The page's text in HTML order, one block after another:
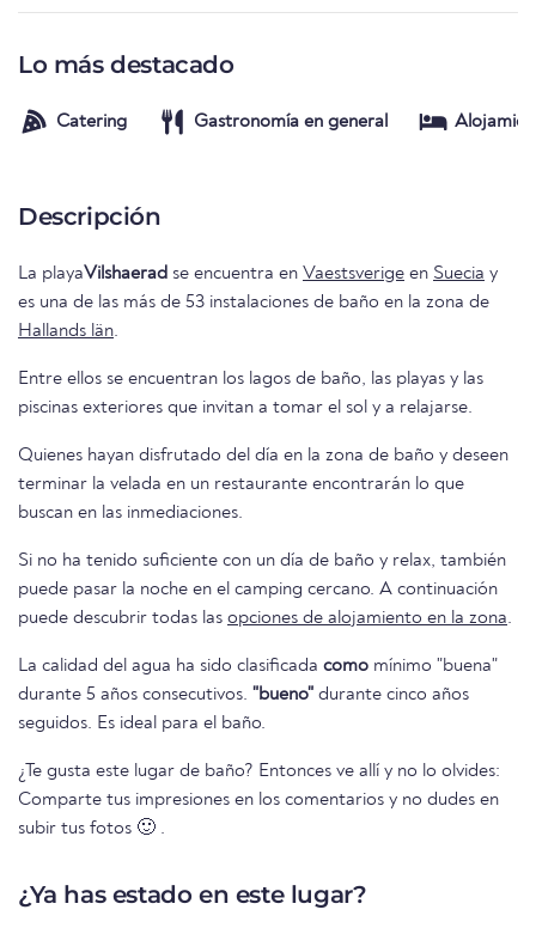
Lo más destacado
Catering Gastronomía en general
Descripción
La playaVilshaerad se encuentra en Vaestsverige en Suecia y
es una de las más de 53 instalaciones de baño en la zona de
Hallands län.
Entre ellos se encuentran los lagos de baño, las playas y las
piscinas exteriores que invitan a tomar el sol y a relajarse.
Quienes hayan disfrutado del día en la zona de baño y deseen
terminar la velada en un restaurante encontrarán lo que
buscan en las inmediaciones.
Si no ha tenido suficiente con un día de baño y relax, también
puede pasar la noche en el camping cercano. A continuación
puede descubrir todas las opciones de alojamiento en la zona.
La calidad del agua ha sido clasificada como mínimo "buena"
durante 5 años consecutivos. "bueno" durante cinco años
seguidos. Es ideal para el baño.
¿Te gusta este lugar de baño? Entonces ve allí y no lo olvides:
Comparte tus impresiones en los comentarios y no dudes en
subir tus fotos 🙂 .
¿Ya has estado en este lugar?